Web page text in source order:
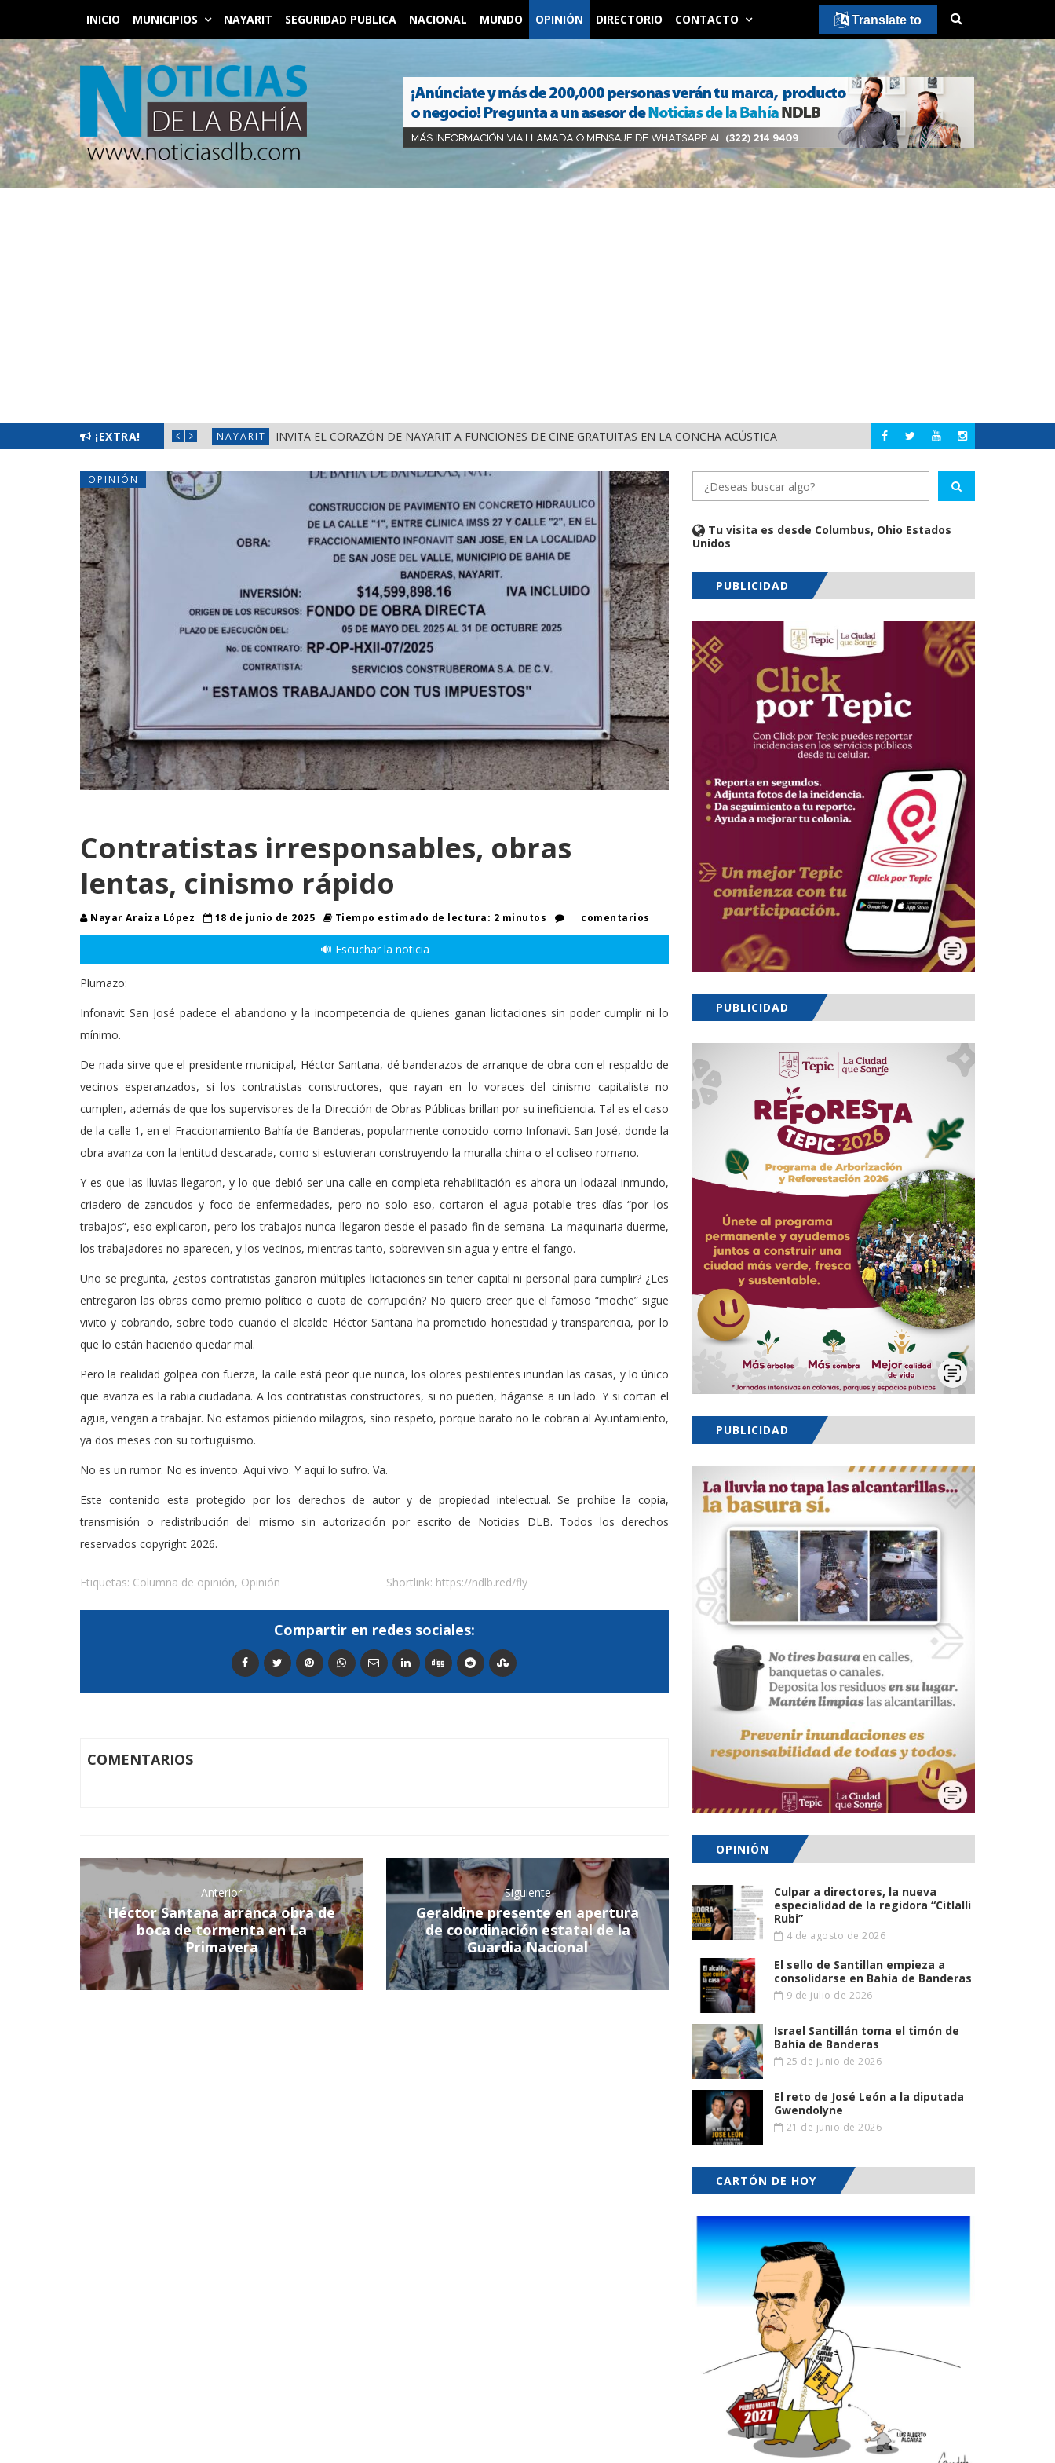
INICIO MUNICIPIOS NAYARIT SEGURIDAD PUBLICA NACIONAL MUNDO OPINIÓN DIRECTORIO CONTACTO
¡EXTRA!
2026» EN LA PRIMAVERA NAYARIT INVITA EL CORAZÓN DE NAYARIT A FUNCIONES DE CINE GRATUITAS EN LA CONCHA ACÚSTICA PUERTO VALLARTA
OPINIÓN
Contratistas irresponsables, obras
lentas, cinismo rápido
Nayar Araiza López 18 de junio de 2025 Tiempo estimado de lectura: 2 minutos comentarios
🔊 Escuchar la noticia
Plumazo:
Infonavit San José padece el abandono y la incompetencia de quienes ganan licitaciones sin poder cumplir ni lo
mínimo.
De nada sirve que el presidente municipal, Héctor Santana, dé banderazos de arranque de obra con el respaldo de
vecinos esperanzados, si los contratistas constructores, que rayan en lo voraces del cinismo capitalista no
cumplen, además de que los supervisores de la Dirección de Obras Públicas brillan por su ineficiencia. Tal es el caso
de la calle 1, en el Fraccionamiento Bahía de Banderas, popularmente conocido como Infonavit San José, donde la
obra avanza con la lentitud descarada, como si estuvieran construyendo la muralla china o el coliseo romano.
Y es que las lluvias llegaron, y lo que debió ser una calle en completa rehabilitación es ahora un lodazal inmundo,
criadero de zancudos y foco de enfermedades, pero no solo eso, cortaron el agua potable tres días “por los
trabajos”, eso explicaron, pero los trabajos nunca llegaron desde el pasado fin de semana. La maquinaria duerme,
los trabajadores no aparecen, y los vecinos, mientras tanto, sobreviven sin agua y entre el fango.
Uno se pregunta, ¿estos contratistas ganaron múltiples licitaciones sin tener capital ni personal para cumplir? ¿Les
entregaron las obras como premio político o cuota de corrupción? No quiero creer que el famoso “moche” sigue
vivito y cobrando, sobre todo cuando el alcalde Héctor Santana ha prometido honestidad y transparencia, por lo
que lo están haciendo quedar mal.
Pero la realidad golpea con fuerza, la calle está peor que nunca, los olores pestilentes inundan las casas, y lo único
que avanza es la rabia ciudadana. A los contratistas constructores, si no pueden, háganse a un lado. Y si cortan el
agua, vengan a trabajar. No estamos pidiendo milagros, sino respeto, porque barato no le cobran al Ayuntamiento,
ya dos meses con su tortuguismo.
No es un rumor. No es invento. Aquí vivo. Y aquí lo sufro. Va.
Este contenido esta protegido por los derechos de autor y de propiedad intelectual. Se prohibe la copia,
transmisión o redistribución del mismo sin autorización por escrito de Noticias DLB. Todos los derechos
reservados copyright 2026.
Etiquetas: Columna de opinión, Opinión Shortlink: https://ndlb.red/fly
Compartir en redes sociales:
COMENTARIOS
Anterior
Héctor Santana arranca obra de
boca de tormenta en La
Primavera
Siguiente
Geraldine presente en apertura
de coordinación estatal de la
Guardia Nacional
Tu visita es desde Columbus, Ohio Estados
Unidos
PUBLICIDAD
PUBLICIDAD
PUBLICIDAD
OPINIÓN
Culpar a directores, la nueva
especialidad de la regidora “Citlalli
Rubi”
4 de agosto de 2026
El sello de Santillan empieza a
consolidarse en Bahía de Banderas
9 de julio de 2026
Israel Santillán toma el timón de
Bahía de Banderas
25 de junio de 2026
El reto de José León a la diputada
Gwendolyne
21 de junio de 2026
CARTÓN DE HOY
Translate to